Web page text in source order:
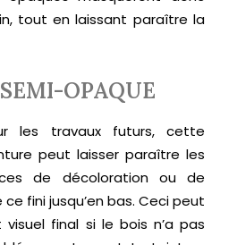
tout en laissant paraître la
OPAQUE
les travaux futurs, cette
peut laisser paraître les
de décoloration ou de
fini jusqu’en bas. Ceci peut
final si le bois n’a pas